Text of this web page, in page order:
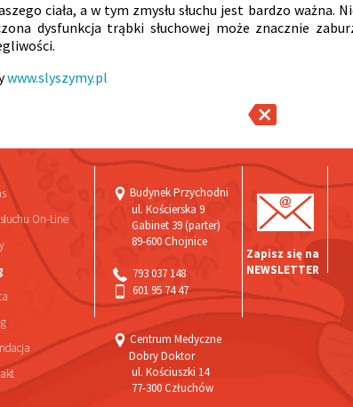
ciała, a w tym zmysłu słuchu jest bardzo ważna.
dysfunkcja trąbki słuchowej może znacznie
www.slyszymy.pl
On-Line
Budynek Przychodni
ul. Kościerska 9
Gabinet 39 (parter)
89-600 Chojnice
793 037 148‬
601 95 74 47
Centrum Medyczne
Dobry Doktor
ul. Kościuszki 14
77-300 Człuchów
Zapisz się na
NEWSLETTER